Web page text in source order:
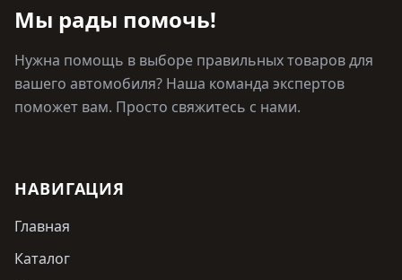
Мы рады помочь!
Нужна помощь в выборе правильных товаров для
вашего автомобиля? Наша команда экспертов
поможет вам. Просто свяжитесь с нами.
НАВИГАЦИЯ
Главная
Каталог